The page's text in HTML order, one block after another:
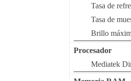
Tasa de
Tasa de
Brillo
Procesador
Mediatek